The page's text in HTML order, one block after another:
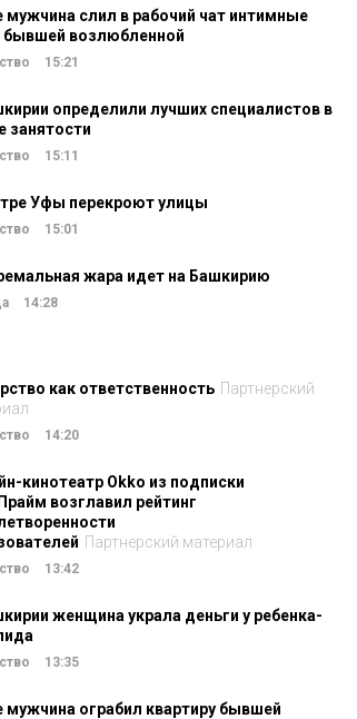
мужчина слил в рабочий чат интимные
бывшей возлюбленной
15:21
определили лучших специалистов в
занятости
15:11
Уфы перекроют улицы
15:01
жара идет на Башкирию
14:28
как ответственность Партнерский
14:20
кинотеатр Okko из подписки
возглавил рейтинг
Партнерский материал
13:42
женщина украла деньги у ребенка-
13:35
мужчина ограбил квартиру бывшей